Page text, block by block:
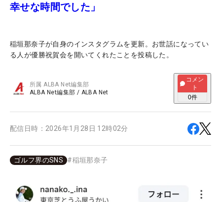
幸せな時間でした」
稲垣那奈子が自身のインスタグラムを更新。お世話になってい
る人が優勝祝賀会を開いてくれたことを投稿した。
所属ALBA Net編集部
ALBA Net編集部 / ALBA Net
コメン
ト
0件
配信日時： 2026年1月28日 12時02分
ゴルフ界のSNS #稲垣那奈子